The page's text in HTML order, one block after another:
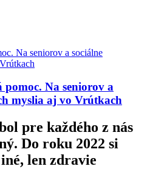
Na seniorov a
myslia aj vo Vrútkach
pre každého z nás
Do roku 2022 si
len zdravie